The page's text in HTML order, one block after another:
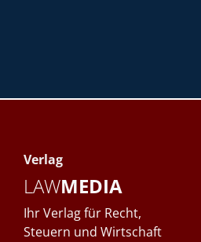
Verlag
LAWMEDIA
Ihr Verlag für Recht,
Steuern und Wirtschaft